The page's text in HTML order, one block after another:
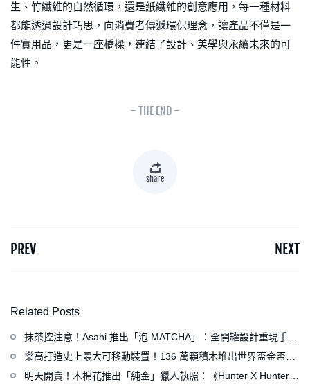
生、竹纖維的自然循環，還是紙纖維的創意應用，每一種材料
都能透過設計巧思，向消費者傳遞環保理念，讓產品不僅是一
件實用品，更是一座橋樑，連結了設計、美學與永續未來的可
能性。
- THE END -
share
PREV NEXT
Related Posts
抹茶控注意！Asahi 推出「泡 MATCHA」：全開罐設計重現手打
泡感，拿鐵、可爾必思等新品同步亮相
樂高打造史上最大可移動裝置！136 萬顆積木堆出世界盃金盃，
梅西、姆巴佩、C 羅化身樂高人偶
明天開賣！木棉花推出「純金」獵人執照：《Hunter X Hunter》